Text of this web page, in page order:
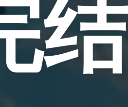
结